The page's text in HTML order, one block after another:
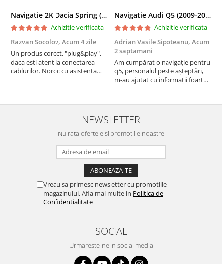
Navigatie 2K Dacia Spring (2021- Prezent), Android, S-Quadcore / 4GB RAM + 64GB ROM, 9.5 Inch - AD-BGS90042K+AD-BGRKIT366V4s
Achizitie verificata
Razvan Socolov, Acum 4 zile
Un produs corect, "plug&play",
daca esti atent la conectarea
cablurilor. Noroc cu asistenta
atras atentia ca nu era conectat
cablul de video de la camera
Navigatie Audi Q5 (2009-2017), Linux OS & OEM, MMI 3G, CarPlay & Android Auto Wireless, MirrorLink, Camera AHD, 12.3 Inch - AD-BGAALNXH+AD-BGRKITQ5002
Achizitie verificata
Adrian Vasile Sipoteanu, Acum
2 saptamani
Am cumpărat o navigație pentru
q5, personalul peste așteptări,
m-au ajutat cu informații foarte
serviabili, livrare rapidă, suport
tehnic, totul impecabil, o să revin
la ei și pentru vi...
NEWSLETTER
Nu rata ofertele si promotiile noastre
Vreau sa primesc newsletter cu promotiile
magazinului. Afla mai multe in Politica de
Confidentialitate
SOCIAL
Urmareste-ne in social media